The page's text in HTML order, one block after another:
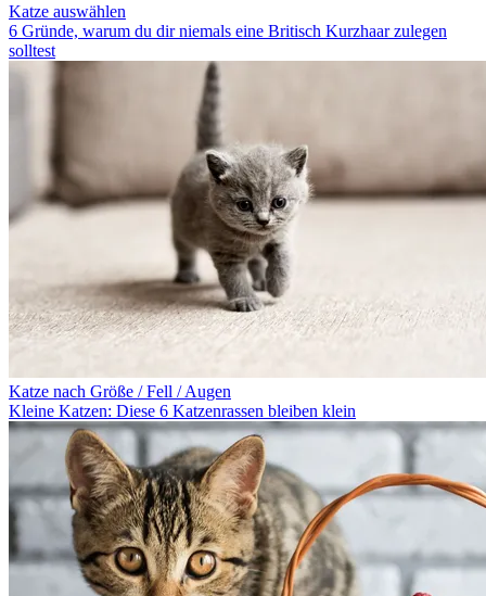
Katze auswählen
6 Gründe, warum du dir niemals eine Britisch Kurzhaar zulegen
solltest
Katze nach Größe / Fell / Augen
Kleine Katzen: Diese 6 Katzenrassen bleiben klein